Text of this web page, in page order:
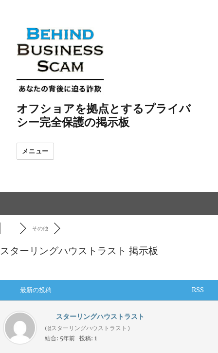
オフショアを拠点とするプライバ
シー完全保護の掲示板
メニュー
その他
スターリングハウストラスト 掲示板
最新の投稿 RSS
スターリングハウストラスト
(@スターリングハウストラスト)
結合: 5年前 投稿: 1